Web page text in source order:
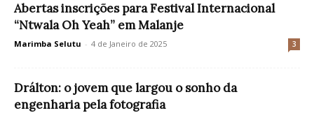
Abertas inscrições para Festival Internacional
“Ntwala Oh Yeah” em Malanje
Marimba Selutu - 4 de Janeiro de 2025 3
Drálton: o jovem que largou o sonho da
engenharia pela fotografia